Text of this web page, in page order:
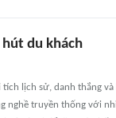
du khách
lịch sử, danh thắng và
nghề truyền thống với